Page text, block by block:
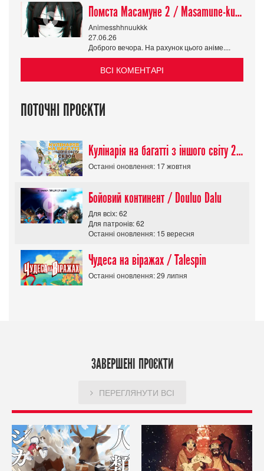
Помста Масамуне 2 / Masamune-kun no Revenge R
Animesshhnuukkk
27.06.26
Доброго вечора. На рахунок цього аніме....
ВСІ КОМЕНТАРІ
ПОТОЧНІ ПРОЄКТИ
Кулінарія на багатті з іншого світу 2 сезон/ Tondemo Skill de Isekai Hourou
Останні оновлення: 17 жовтня
Бойовий континент / Douluo Dalu
Для всіх: 62
Для патронів: 62
Останні оновлення: 15 вересня
Чудеса на віражах / Talespin
Останні оновлення: 29 липня
ЗАВЕРШЕНІ ПРОЄКТИ
ПЕРЕГЛЯНУТИ ВСІ